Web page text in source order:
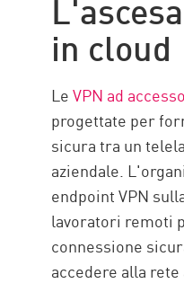
Vantaggi
Check Point
Risorse
in cloud
LeVPN ad
progettate per
sicura tra un
aziendale.
endpoint VPN
lavoratori remoti
connessione
accedere alla rete